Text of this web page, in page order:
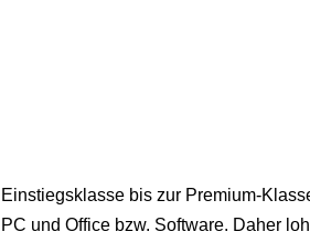
Einstiegsklasse bis zur Premium-
PC und Office bzw. Software. Daher